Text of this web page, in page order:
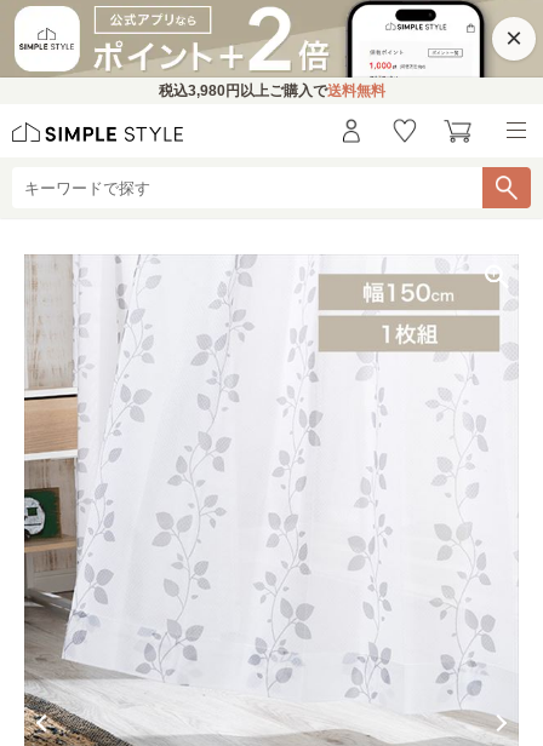
×
税込3,980円 以上ご購入で送料無料